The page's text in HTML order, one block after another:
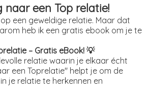
naar een Top relatie!
een geweldige relatie. Maar dat
heb ik een gratis ebook om je te
– Gratis eBook! 💡
relatie waarin je elkaar écht
een Toprelatie" helpt je om de
je relatie te herkennen en